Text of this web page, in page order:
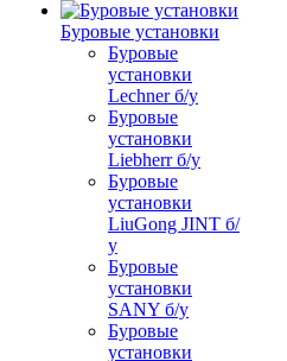
Буровые установки
Буровые
установки
Lechner б/у
Буровые
установки
Liebherr б/у
Буровые
установки
LiuGong JINT б/
у
Буровые
установки
SANY б/у
Буровые
установки